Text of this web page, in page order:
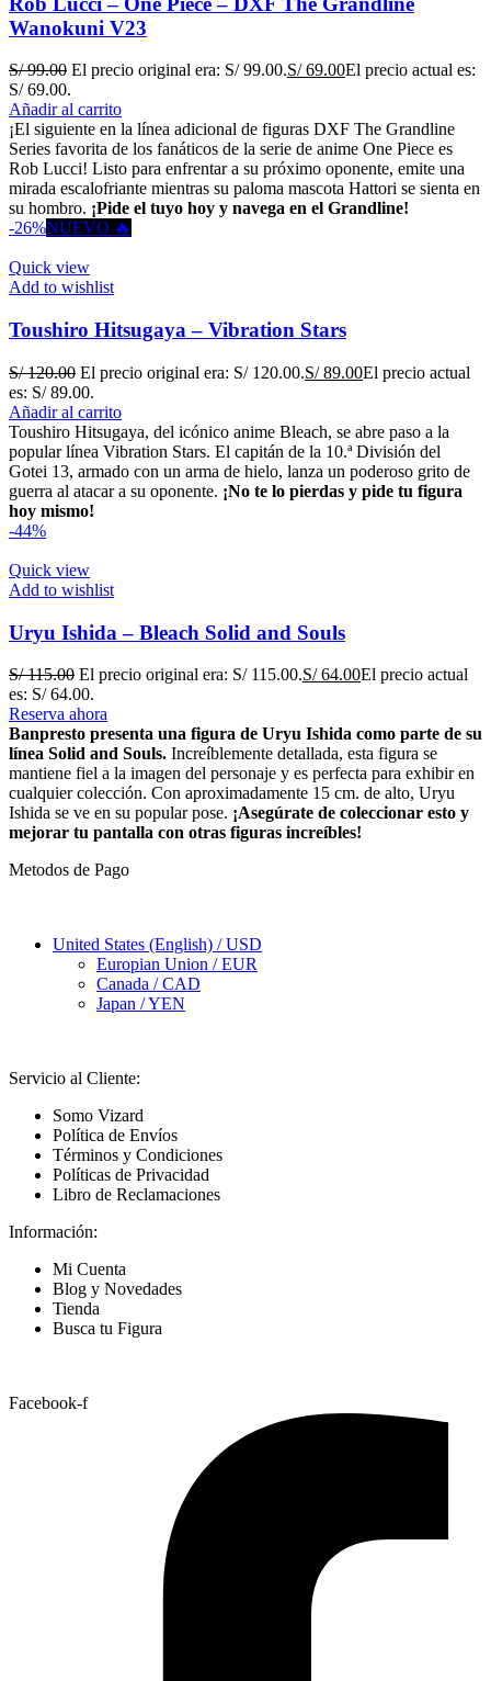
Wanokuni V23
S/99.00 El precio original era: S/ 99.00.S/69.00El precio actual es:
S/ 69.00.
Añadir al carrito
¡El siguiente en la línea adicional de figuras DXF The Grandline
Series favorita de los fanáticos de la serie de anime One Piece es
Rob Lucci! Listo para enfrentar a su próximo oponente, emite una
mirada escalofriante mientras su paloma mascota Hattori se sienta en
su hombro. ¡Pide el tuyo hoy y navega en el Grandline!
-26%NUEVO 🔥
Quick view
Add to wishlist
Toushiro Hitsugaya – Vibration Stars
S/120.00 El precio original era: S/ 120.00.S/89.00El precio actual
es: S/ 89.00.
Añadir al carrito
Toushiro Hitsugaya, del icónico anime Bleach, se abre paso a la
popular línea Vibration Stars. El capitán de la 10.ª División del
Gotei 13, armado con un arma de hielo, lanza un poderoso grito de
guerra al atacar a su oponente. ¡No te lo pierdas y pide tu figura
hoy mismo!
-44%
Quick view
Add to wishlist
Uryu Ishida – Bleach Solid and Souls
S/115.00 El precio original era: S/ 115.00.S/64.00El precio actual
es: S/ 64.00.
Reserva ahora
Banpresto presenta una figura de Uryu Ishida como parte de su
línea Solid and Souls. Increíblemente detallada, esta figura se
mantiene fiel a la imagen del personaje y es perfecta para exhibir en
cualquier colección. Con aproximadamente 15 cm. de alto, Uryu
Ishida se ve en su popular pose. ¡Asegúrate de coleccionar esto y
mejorar tu pantalla con otras figuras increíbles!
Metodos de Pago
United States (English) / USD
Europian Union / EUR
Canada / CAD
Japan / YEN
Servicio al Cliente:
Somo Vizard
Política de Envíos
Términos y Condiciones
Políticas de Privacidad
Libro de Reclamaciones
Información:
Mi Cuenta
Blog y Novedades
Tienda
Busca tu Figura
Facebook-f